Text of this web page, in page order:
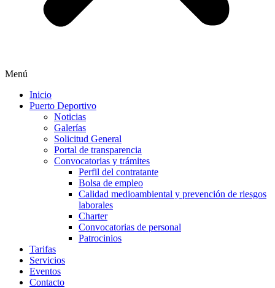
Menú
Inicio
Puerto Deportivo
Noticias
Galerías
Solicitud General
Portal de transparencia
Convocatorias y trámites
Perfil del contratante
Bolsa de empleo
Calidad medioambiental y prevención de riesgos
laborales
Charter
Convocatorias de personal
Patrocinios
Tarifas
Servicios
Eventos
Contacto